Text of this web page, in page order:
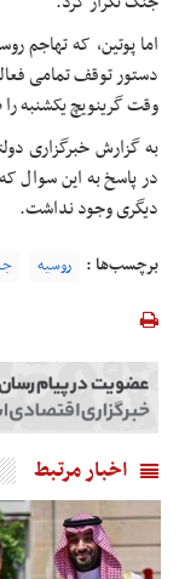
وقت گرینویچ یکشنبه
به گزارش خبرگزاری
در پاسخ به این سوال
دیگری وجود نداشت.
برچسب‌ها : روسیه
اخبار مرتبط